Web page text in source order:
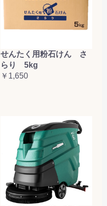
せんたく用粉石けん さ
らり 5kg
￥1,650